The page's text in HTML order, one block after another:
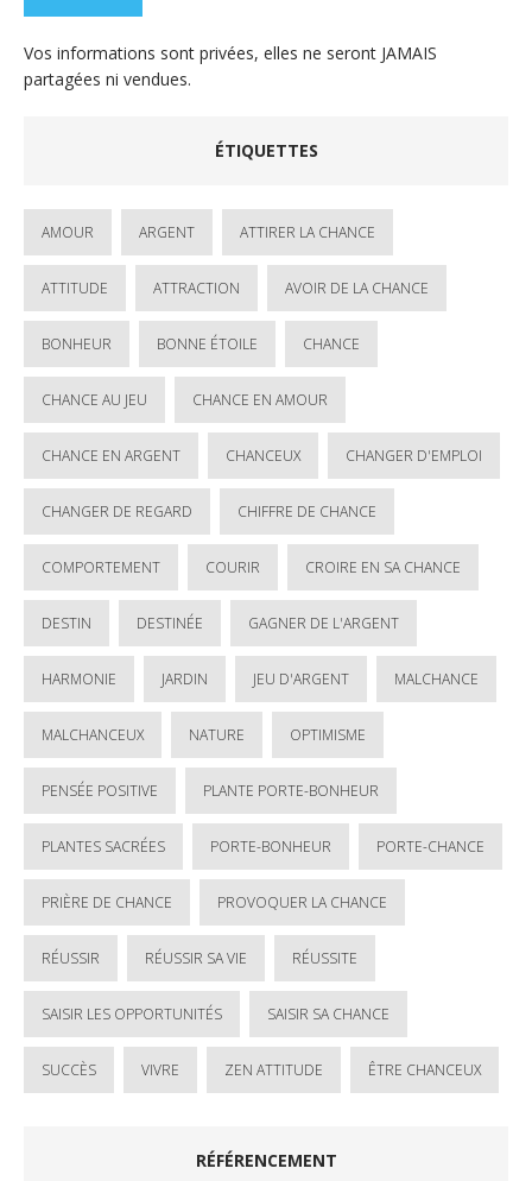
Vos informations sont privées, elles ne seront JAMAIS
partagées ni vendues.
ÉTIQUETTES
AMOUR ARGENT ATTIRER LA CHANCE
ATTITUDE ATTRACTION AVOIR DE LA CHANCE
BONHEUR BONNE ÉTOILE CHANCE
CHANCE AU JEU CHANCE EN AMOUR
CHANCE EN ARGENT CHANCEUX CHANGER D'EMPLOI
CHANGER DE REGARD CHIFFRE DE CHANCE
COMPORTEMENT COURIR CROIRE EN SA CHANCE
DESTIN DESTINÉE GAGNER DE L'ARGENT
HARMONIE JARDIN JEU D'ARGENT MALCHANCE
MALCHANCEUX NATURE OPTIMISME
PENSÉE POSITIVE PLANTE PORTE-BONHEUR
PLANTES SACRÉES PORTE-BONHEUR PORTE-CHANCE
PRIÈRE DE CHANCE PROVOQUER LA CHANCE
RÉUSSIR RÉUSSIR SA VIE RÉUSSITE
SAISIR LES OPPORTUNITÉS SAISIR SA CHANCE
SUCCÈS VIVRE ZEN ATTITUDE ÊTRE CHANCEUX
RÉFÉRENCEMENT